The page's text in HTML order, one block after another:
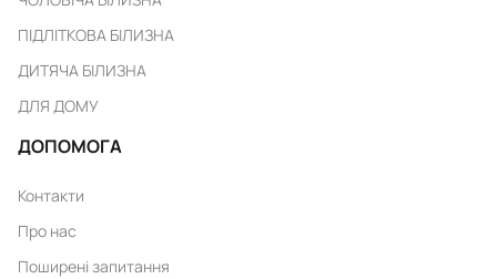
ПІДЛІТКОВА БІЛИЗНА
ДИТЯЧА БІЛИЗНА
ДЛЯ ДОМУ
ДОПОМОГА
Контакти
Про нас
Поширені запитання